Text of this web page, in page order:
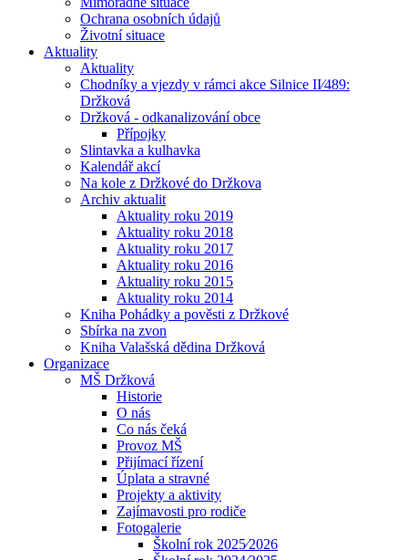
Ochrana osobních údajů
Životní situace
Aktuality
Aktuality
Chodníky a vjezdy v rámci akce Silnice II⁄489:
Držková
Držková - odkanalizování obce
Přípojky
Slintavka a kulhavka
Kalendář akcí
Na kole z Držkové do Držkova
Archiv aktualit
Aktuality roku 2019
Aktuality roku 2018
Aktuality roku 2017
Aktuality roku 2016
Aktuality roku 2015
Aktuality roku 2014
Kniha Pohádky a pověsti z Držkové
Sbírka na zvon
Kniha Valašská dědina Držková
Organizace
MŠ Držková
Historie
O nás
Co nás čeká
Provoz MŠ
Přijímací řízení
Úplata a stravné
Projekty a aktivity
Zajímavosti pro rodiče
Fotogalerie
Školní rok 2025⁄2026